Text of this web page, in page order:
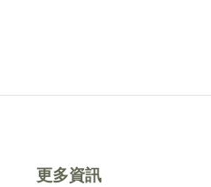
更多資訊